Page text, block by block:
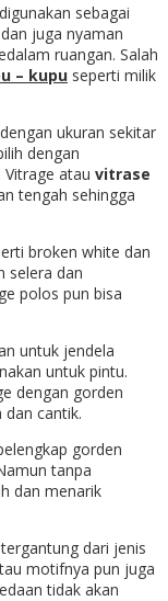
sebagai
juga nyaman
ruangan. Salah
– kupu seperti milik
ukuran sekitar
dengan
atau vitrase
tengah sehingga
broken white dan
selera dan
polos pun bisa
untuk jendela
untuk pintu.
dengan gorden
cantik.
gorden
tanpa
dan menarik
tergantung dari jenis
motifnya pun juga
tidak akan